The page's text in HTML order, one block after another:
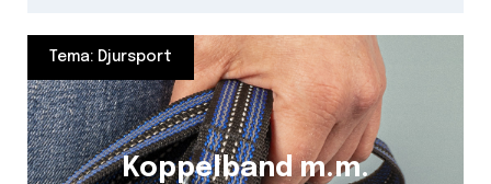
Tema: Djursport
Koppelband m.m.